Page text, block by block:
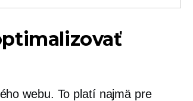
webu. To platí najmä pre